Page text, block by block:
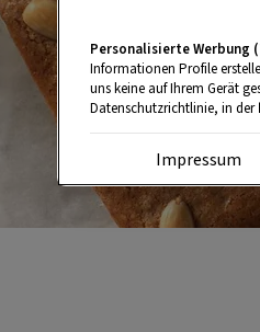
Personalisierte Werbung
Informationen Profile
uns keine auf Ihrem Gerät
Datenschutzrichtlinie, in der
Impressum